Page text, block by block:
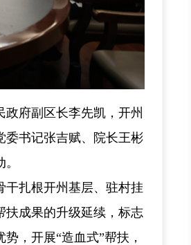
府副区长李先凯，开州
委书记张吉赋、院长王彬
干扎根开州基层、驻村挂
扶成果的升级延续，标志
，开展“造血式”帮扶，